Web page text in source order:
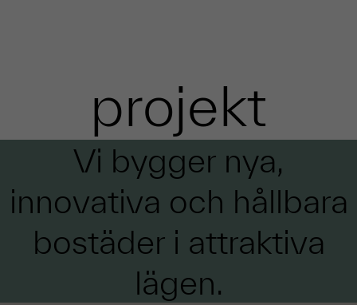
projekt
Vi bygger nya,
innovativa och hållbara
bostäder i attraktiva
lägen.